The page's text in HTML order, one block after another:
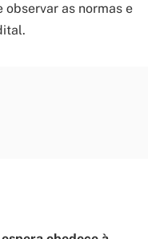
as normas e